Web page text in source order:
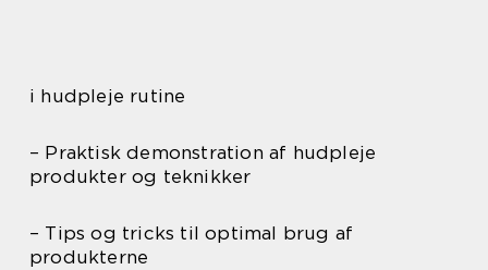
i hudpleje rutine
– Praktisk demonstration af hudpleje
produkter og teknikker
– Tips og tricks til optimal brug af
produkterne